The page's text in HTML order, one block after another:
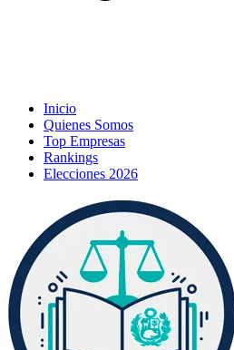
Inicio
Quienes Somos
Top Empresas
Rankings
Elecciones 2026